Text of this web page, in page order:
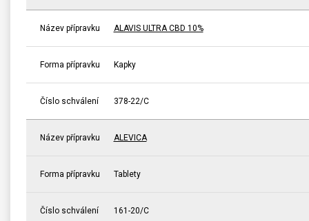
Název přípravku ALAVIS ULTRA CBD 10%
Forma přípravku Kapky
Číslo schválení 378-22/C
Název přípravku ALEVICA
Forma přípravku Tablety
Číslo schválení 161-20/C